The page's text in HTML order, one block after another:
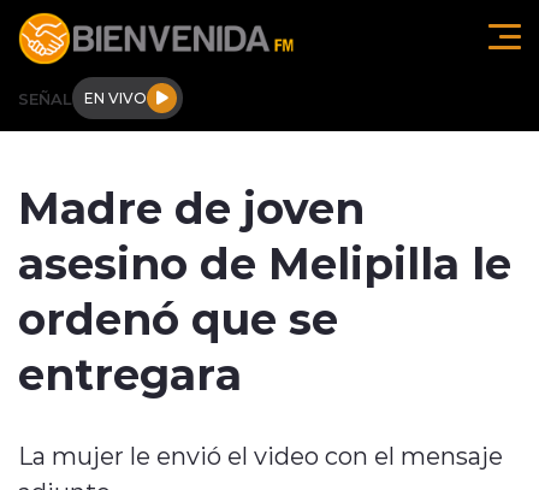
Click acá para ir directamente al contenido
SEÑAL EN VIVO
Deportes
Madre de joven
asesino de Melipilla le
ordenó que se
entregara
La mujer le envió el video con el mensaje